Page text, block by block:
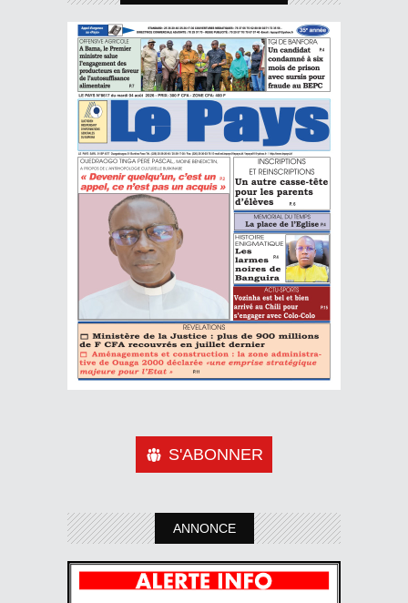
S'ABONNER
ANNONCE